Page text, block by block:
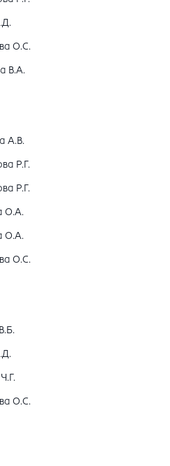
О.С.
В.А.
А.В.
Р.Г.
Р.Г.
О.А.
О.А.
О.С.
О.С.